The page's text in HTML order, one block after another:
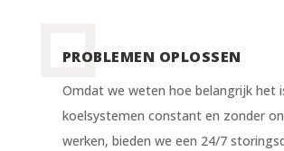
PROBLEMEN OPLOSSEN
Omdat we weten hoe belangrijk het
koelsystemen constant en zonder
werken, bieden we een 24/7